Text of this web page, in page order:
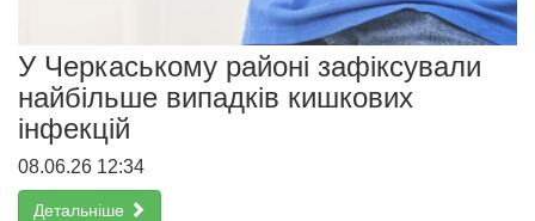
У Черкаському районі зафіксували
найбільше випадків кишкових
інфекцій
08.06.26 12:34
Детальніше